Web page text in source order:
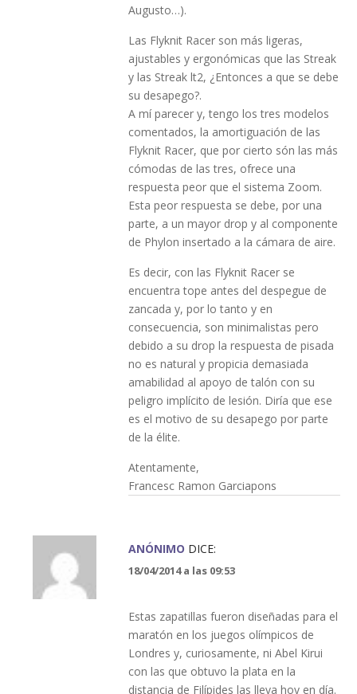
Augusto…).
Las Flyknit Racer son más ligeras,
ajustables y ergonómicas que las Streak
y las Streak lt2, ¿Entonces a que se debe
su desapego?.
A mí parecer y, tengo los tres modelos
comentados, la amortiguación de las
Flyknit Racer, que por cierto són las más
cómodas de las tres, ofrece una
respuesta peor que el sistema Zoom.
Esta peor respuesta se debe, por una
parte, a un mayor drop y al componente
de Phylon insertado a la cámara de aire.
Es decir, con las Flyknit Racer se
encuentra tope antes del despegue de
zancada y, por lo tanto y en
consecuencia, son minimalistas pero
debido a su drop la respuesta de pisada
no es natural y propicia demasiada
amabilidad al apoyo de talón con su
peligro implícito de lesión. Diría que ese
es el motivo de su desapego por parte
de la élite.
Atentamente,
Francesc Ramon Garciapons
ANÓNIMO DICE:
18/04/2014 a las 09:53
Estas zapatillas fueron diseñadas para el
maratón en los juegos olímpicos de
Londres y, curiosamente, ni Abel Kirui
con las que obtuvo la plata en la
distancia de Filípides las lleva hoy en día.